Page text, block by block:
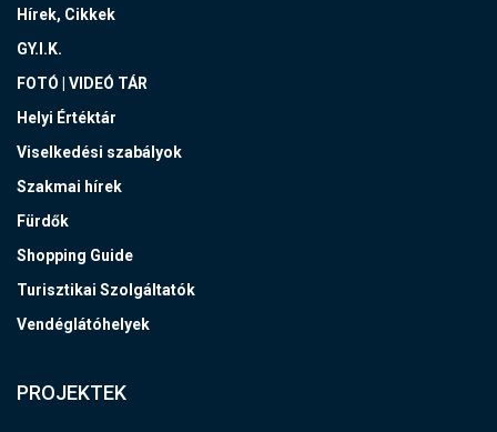
Hírek, Cikkek
GY.I.K.
FOTÓ | VIDEÓ TÁR
Helyi Értéktár
Viselkedési szabályok
Szakmai hírek
Fürdők
Shopping Guide
Turisztikai Szolgáltatók
Vendéglátóhelyek
PROJEKTEK